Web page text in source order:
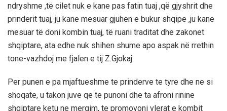
ndryshme ,të cilet nuk e kane pas fatin tuaj ,që gjyshrit dhe
prinderit tuaj, ju kane mesuar gjuhen e bukur shqipe ,ju kane
mesuar të doni kombin tuaj, të ruani traditat dhe zakonet
shqiptare, ata edhe nuk shihen shume apo aspak në rrethin
tone-vazhdoj me fjalen e tij Z.Gjokaj
Per punen e pa mjaftueshme te prinderve te tyre dhe ne si
shoqate, u takon juve qe te punoni dhe ta afroni rinine
shqiptare ketu ne mergim, te promovoni vlerat e kombit